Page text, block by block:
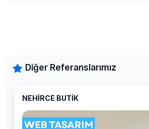
Diğer Referanslarımız
İ.M.C GALVANİZE İNŞAAT